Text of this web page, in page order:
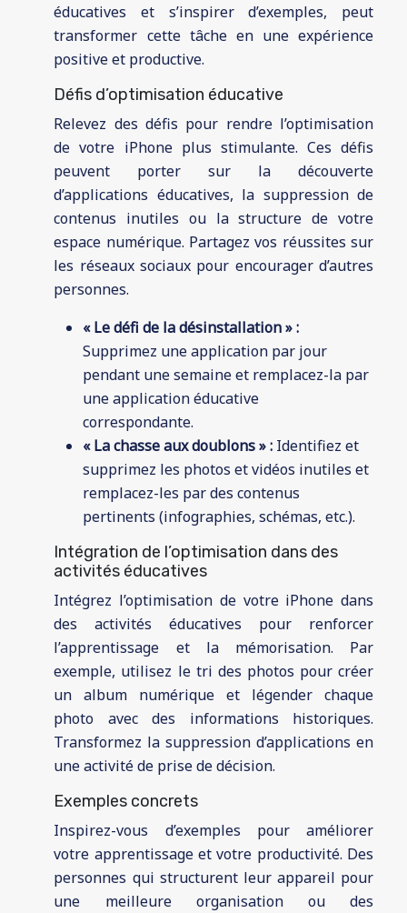
éducatives et s’inspirer d’exemples, peut
transformer cette tâche en une expérience
positive et productive.
Défis d’optimisation éducative
Relevez des défis pour rendre l’optimisation
de votre iPhone plus stimulante. Ces défis
peuvent porter sur la découverte
d’applications éducatives, la suppression de
contenus inutiles ou la structure de votre
espace numérique. Partagez vos réussites sur
les réseaux sociaux pour encourager d’autres
personnes.
« Le défi de la désinstallation » :
Supprimez une application par jour
pendant une semaine et remplacez-la par
une application éducative
correspondante.
« La chasse aux doublons » : Identifiez et
supprimez les photos et vidéos inutiles et
remplacez-les par des contenus
pertinents (infographies, schémas, etc.).
Intégration de l’optimisation dans des
activités éducatives
Intégrez l’optimisation de votre iPhone dans
des activités éducatives pour renforcer
l’apprentissage et la mémorisation. Par
exemple, utilisez le tri des photos pour créer
un album numérique et légender chaque
photo avec des informations historiques.
Transformez la suppression d’applications en
une activité de prise de décision.
Exemples concrets
Inspirez-vous d’exemples pour améliorer
votre apprentissage et votre productivité. Des
personnes qui structurent leur appareil pour
une meilleure organisation ou des